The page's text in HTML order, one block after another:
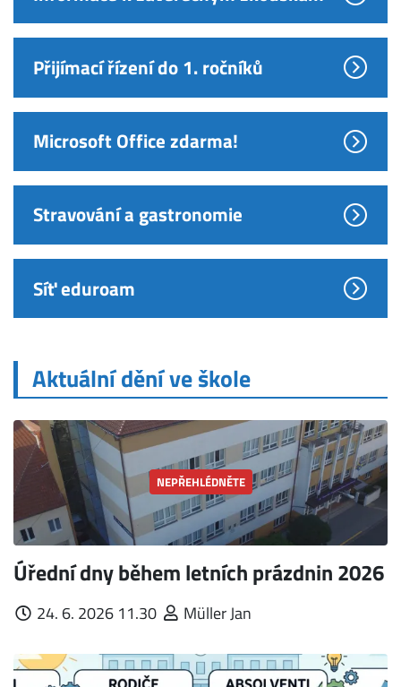
Přijímací řízení do 1. ročníků
Microsoft Office zdarma!
Stravování a gastronomie
Síť eduroam
Aktuální dění ve škole
NEPŘEHLÉDNĚTE
Úřední dny během letních prázdnin 2026
24. 6. 2026 11.30 Müller Jan